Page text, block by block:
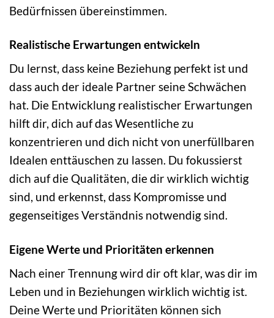
Bedürfnissen übereinstimmen.
Realistische Erwartungen entwickeln
Du lernst, dass keine Beziehung perfekt ist und
dass auch der ideale Partner seine Schwächen
hat. Die Entwicklung realistischer Erwartungen
hilft dir, dich auf das Wesentliche zu
konzentrieren und dich nicht von unerfüllbaren
Idealen enttäuschen zu lassen. Du fokussierst
dich auf die Qualitäten, die dir wirklich wichtig
sind, und erkennst, dass Kompromisse und
gegenseitiges Verständnis notwendig sind.
Eigene Werte und Prioritäten erkennen
Nach einer Trennung wird dir oft klar, was dir im
Leben und in Beziehungen wirklich wichtig ist.
Deine Werte und Prioritäten können sich